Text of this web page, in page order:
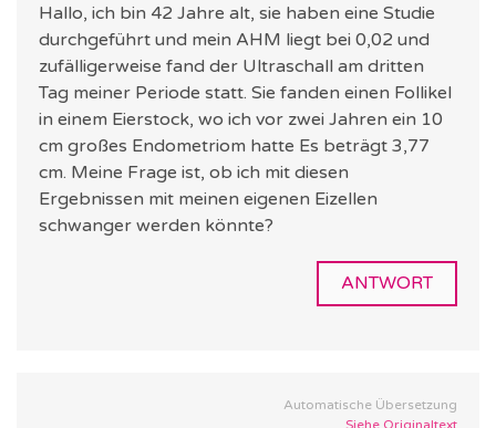
Hallo, ich bin 42 Jahre alt, sie haben eine Studie
durchgeführt und mein AHM liegt bei 0,02 und
zufälligerweise fand der Ultraschall am dritten
Tag meiner Periode statt. Sie fanden einen Follikel
in einem Eierstock, wo ich vor zwei Jahren ein 10
cm großes Endometriom hatte Es beträgt 3,77
cm. Meine Frage ist, ob ich mit diesen
Ergebnissen mit meinen eigenen Eizellen
schwanger werden könnte?
ANTWORT
Automatische Übersetzung